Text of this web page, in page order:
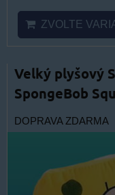
ZVOLTE
Velký plyšový
SpongeBob
DOPRAVA ZDARMA